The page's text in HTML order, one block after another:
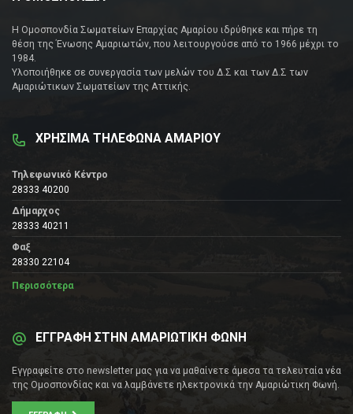
Η Ομοσπονδία Σωματείων Επαρχίας Αμαρίου ιδρύθηκε και πήρε τη
θέση της Ένωσης Αμαριωτών, που λειτουργούσε από το 1966 μέχρι το
1984.
Υλοποιήθηκε σε συνεργασία των μελών του Δ.Σ και των Δ.Σ των
Αμαριώτικων Σωματείων της Αττικής.
ΧΡΗΣΙΜΑ ΤΗΛΕΦΩΝΑ ΑΜΑΡΙΟΥ
Τηλεφωνικό Κέντρο
28333 40200
Δήμαρχος
28333 40211
Φαξ
28330 22104
Περισσότερα
ΕΓΓΡΑΦΗ ΣΤΗΝ ΑΜΑΡΙΩΤΙΚΗ ΦΩΝΗ
Εγγραφείτε στο newsletter μας για να μαθαίνετε άμεσα τα τελευταία νέα
της Ομοσπονδίας και να λαμβάνετε ηλεκτρονικά την Αμαριώτικη Φωνή.